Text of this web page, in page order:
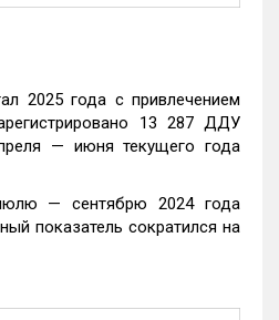
2025 года с привлечением
13 287 ДДУ
— июня текущего года
— сентябрю 2024 года
показатель сократился на